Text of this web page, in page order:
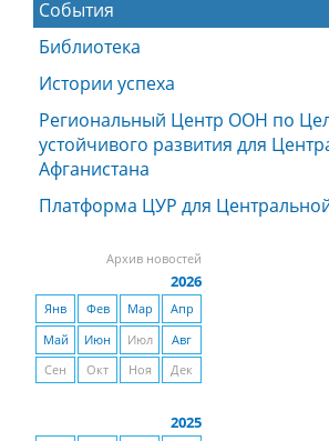
События
Библиотека
Истории успеха
Региональный Центр ООН по
устойчивого развития для
Афганистана
Платформа ЦУР для
Архив новостей
2026
Янв Фев Мар
Апр
Май
Июн Июл
Авг
Сен
Окт Ноя Дек
2025